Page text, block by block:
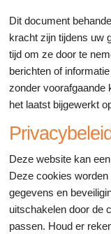
Ziekte &
Dit document
kracht zijn tijdens uw
tijd om ze door te
berichten of
zonder voorafgaande
het laatst bijgewerkt
Privacybeleid
Deze website kan
Deze cookies
gegevens en
uitschakelen door de
passen. Houd er